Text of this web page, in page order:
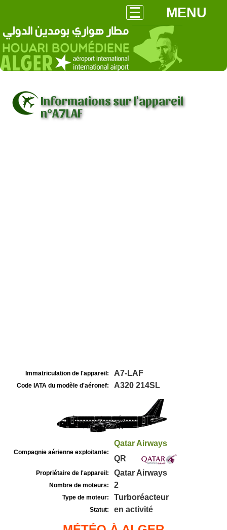
MENU
Informations sur l'appareil
n°A7LAF
Immatriculation de l'appareil: A7-LAF
Code IATA du modèle d'aéronef: A320 214SL
Compagnie aérienne exploitante:
Qatar Airways
QR
Propriétaire de l'appareil: Qatar Airways
Nombre de moteurs: 2
Type de moteur: Turboréacteur
Statut: en activité